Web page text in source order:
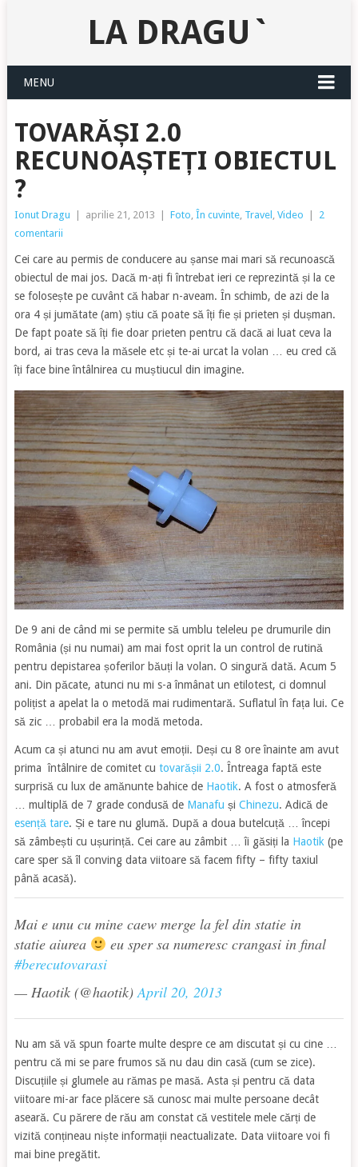
LA DRAGU`
MENU
TOVARĂȘI 2.0
RECUNOAȘTEȚI OBIECTUL
?
Ionut Dragu aprilie 21, 2013 Foto, În cuvinte, Travel , Video
2
comentarii
Cei care au permis de conducere au șanse mai mari să recunoască
obiectul de mai jos. Dacă m-ați fi întrebat ieri ce reprezintă și la ce
se folosește pe cuvânt că habar n-aveam. În schimb, de azi de la
ora 4 și jumătate (am) știu că poate să îți fie și prieten și dușman.
De fapt poate să îți fie doar prieten pentru că dacă ai luat ceva la
bord, ai tras ceva la măsele etc și te-ai urcat la volan … eu cred că
îți face bine întâlnirea cu muștiucul din imagine.
De 9 ani de când mi se permite să umblu teleleu pe drumurile din
România (și nu numai) am mai fost oprit la un control de rutină
pentru depistarea șoferilor băuți la volan. O singură dată. Acum 5
ani. Din păcate, atunci nu mi s-a înmânat un etilotest, ci domnul
polițist a apelat la o metodă mai rudimentară. Suflatul în fața lui. Ce
să zic … probabil era la modă metoda.
Acum ca și atunci nu am avut emoții. Deși cu 8 ore înainte am avut
prima întâlnire de comitet cu tovarășii 2.0. Întreaga faptă este
surprisă cu lux de amănunte bahice de Haotik. A fost o atmosferă
… multiplă de 7 grade condusă de Manafu și Chinezu. Adică de
esență tare. Și e tare nu glumă. După a doua butelcuță … începi
să zâmbești cu ușurință. Cei care au zâmbit … îi găsiți la Haotik (pe
care sper să îl conving data viitoare să facem fifty – fifty taxiul
până acasă).
Mai e unu cu mine caew merge la fel din statie in
statie aiurea
eu sper sa numeresc crangasi in final
#berecutovarasi
— Haotik (@haotik)April 20, 2013
Nu am să vă spun foarte multe despre ce am discutat și cu cine …
pentru că mi se pare frumos să nu dau din casă (cum se zice).
Discuțiile și glumele au rămas pe masă. Asta și pentru că data
viitoare mi-ar face plăcere să cunosc mai multe persoane decât
aseară. Cu părere de rău am constat că vestitele mele cărți de
vizită conțineau niște informații neactualizate. Data viitoare voi fi
mai bine pregătit.